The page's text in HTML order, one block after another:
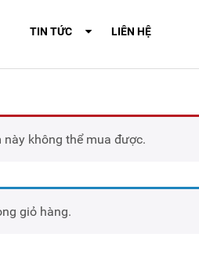
TIN TỨC LIÊN HỆ
không thể mua được.
giỏ hàng.